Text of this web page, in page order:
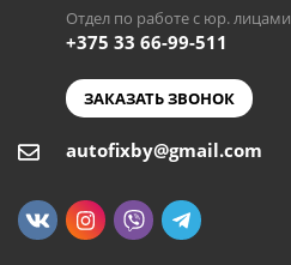
Отдел по работе с юр.
+375 33 66-99-511
ЗАКАЗАТЬ ЗВОНОК
autofixby@gmail.com